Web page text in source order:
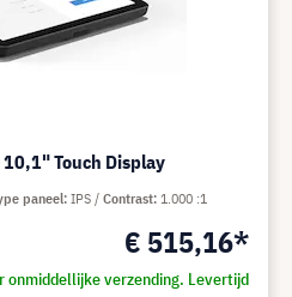
Touch Display
€ 515,16*
onmiddellijke verzending. Levertijd
paneel IPS Contrast 1.000 :1